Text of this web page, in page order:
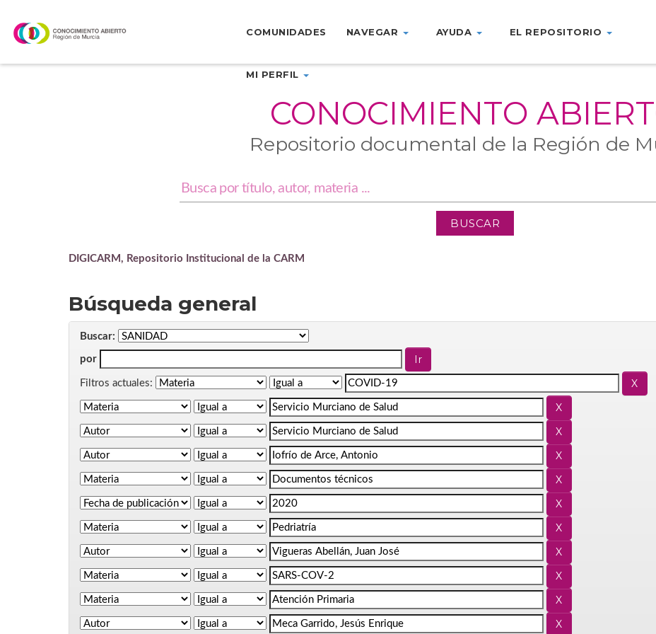
navigation
COMUNIDADES NAVEGAR AYUDA EL REPOSITORIO
MI PERFIL
CONOCIMIENTO
Repositorio documental de la Región de
DIGICARM, Repositorio Institucional de la CARM
Búsqueda general
Buscar:
por
Filtros actuales: